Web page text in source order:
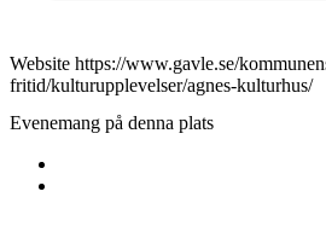
Website https://www.gavle.se/
fritid/kulturupplevelser/agnes-kulturhus/
Evenemang på denna plats